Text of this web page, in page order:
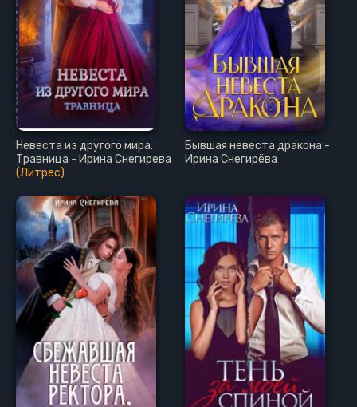
Невеста из другого мира.
Травница - Ирина Снегирева
(Литрес)
Бывшая невеста дракона -
Ирина Снегирёва